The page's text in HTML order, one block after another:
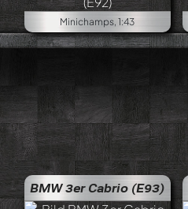
Minichamps, 1:43
BMW 3er Cabrio (E93)